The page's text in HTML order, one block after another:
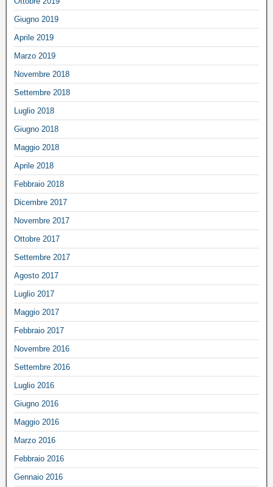
Giugno 2019
Aprile 2019
Marzo 2019
Novembre 2018
Settembre 2018
Luglio 2018
Giugno 2018
Maggio 2018
Aprile 2018
Febbraio 2018
Dicembre 2017
Novembre 2017
Ottobre 2017
Settembre 2017
Agosto 2017
Luglio 2017
Maggio 2017
Febbraio 2017
Novembre 2016
Settembre 2016
Luglio 2016
Giugno 2016
Maggio 2016
Marzo 2016
Febbraio 2016
Gennaio 2016